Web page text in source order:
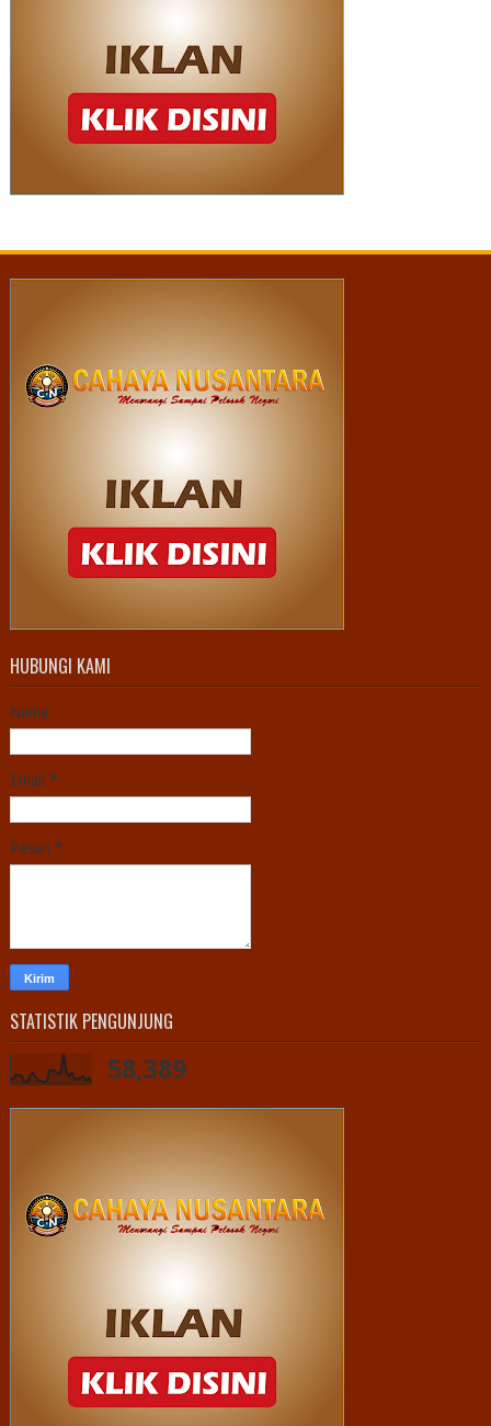
HUBUNGI KAMI
Nama
Email *
Pesan *
STATISTIK PENGUNJUNG
58,389